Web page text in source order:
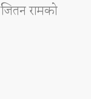
रामको